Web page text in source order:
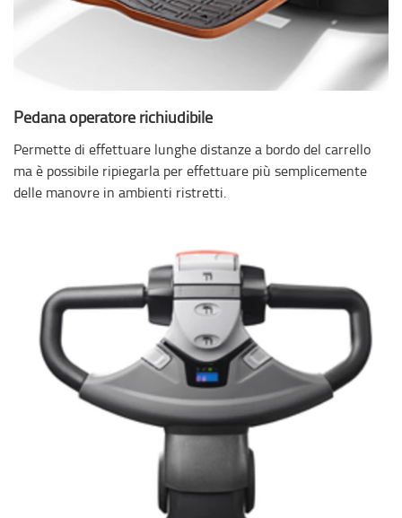
Pedana operatore richiudibile
Permette di effettuare lunghe distanze a bordo del carrello
ma è possibile ripiegarla per effettuare più semplicemente
delle manovre in ambienti ristretti.